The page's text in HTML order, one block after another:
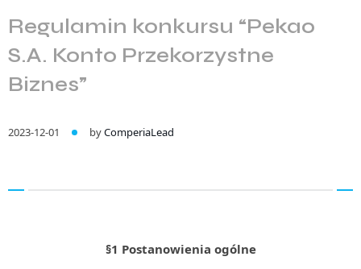
Regulamin konkursu “Pekao
S.A. Konto Przekorzystne
Biznes”
2023-12-01 byComperiaLead
§1 Postanowienia ogólne